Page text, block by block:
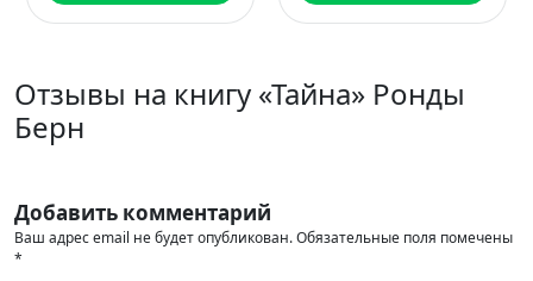
Отзывы на книгу «Тайна» Ронды
Берн
Добавить комментарий
Ваш адрес email не будет опубликован.Обязательные поля помечены
*